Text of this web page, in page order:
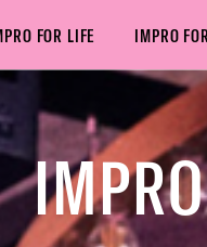
FOR LIFE IMPRO
SHOWS MUSIK